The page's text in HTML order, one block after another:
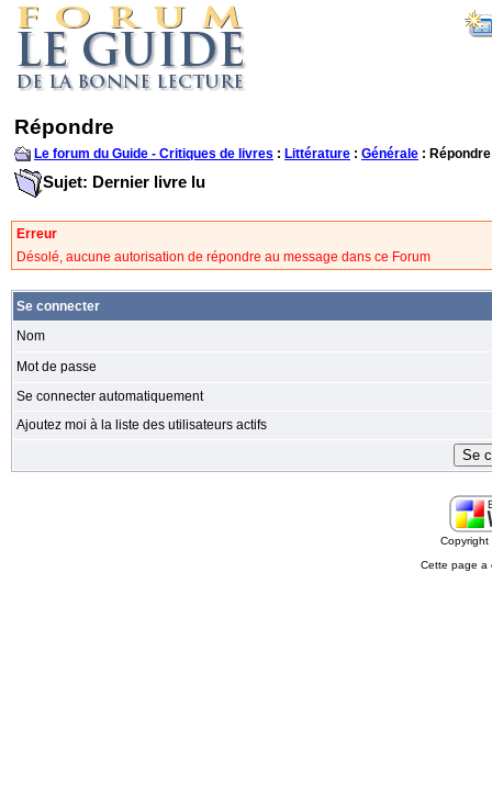
Répondre
Le forum du Guide - Critiques de livres : Littérature : Générale : Répondre
Sujet: Dernier livre lu
Erreur
Désolé, aucune autorisation de répondre au message dans ce Forum
Se connecter
Nom
Mot de passe
Se connecter automatiquement
Ajoutez moi à la liste des utilisateurs actifs
Cette page a